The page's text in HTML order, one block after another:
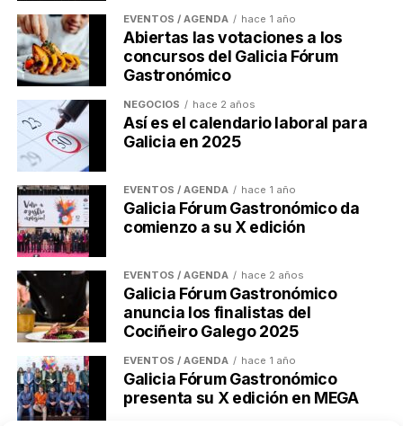
EVENTOS / AGENDA hace 1 año
Abiertas las votaciones a los
concursos del Galicia Fórum
Gastronómico
NEGOCIOS hace 2 años
Así es el calendario laboral para
Galicia en 2025
EVENTOS / AGENDA hace 1 año
Galicia Fórum Gastronómico da
comienzo a su X edición
EVENTOS / AGENDA hace 2 años
Galicia Fórum Gastronómico
anuncia los finalistas del
Cociñeiro Galego 2025
EVENTOS / AGENDA hace 1 año
Galicia Fórum Gastronómico
presenta su X edición en MEGA